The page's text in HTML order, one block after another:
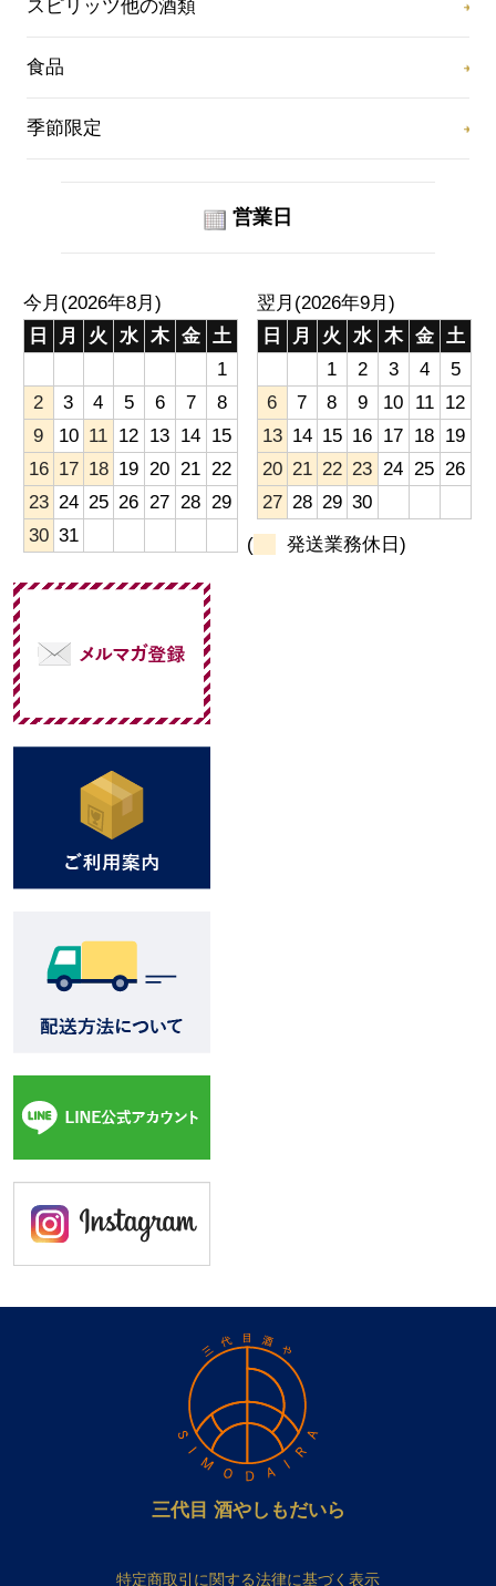
スピリッツ他の酒類
食品
季節限定
営業日
今月(2026年8月)
日
月 火 水 木 金
土
1
2
3 4 5 6 7
8
9
10 11 12 13 14 15
16 17 18 19 20 21 22
23 24 25 26 27 28 29
30 31
翌月(2026年9月)
日
月 火 水 木 金
土
1
2 3 4
5
6
7 8 9 10 11
12
13 14 15 16 17 18 19
20 21 22 23 24 25 26
27 28 29 30
( 発送業務休日)
三代目 酒やしもだいら
特定商取引に関する法律に基づく表示